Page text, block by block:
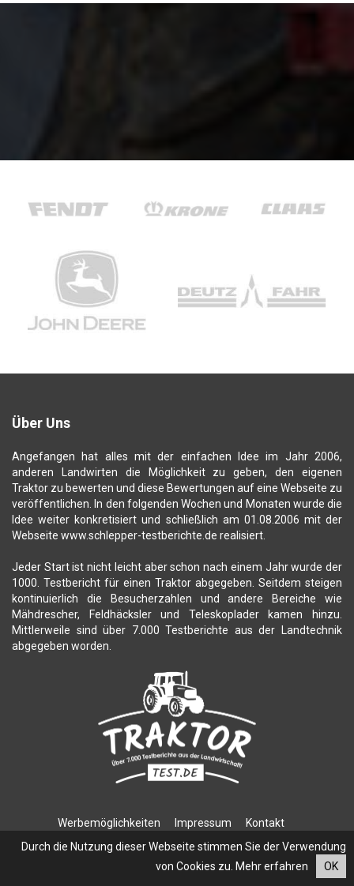
Über Uns
Angefangen hat alles mit der einfachen Idee im Jahr 2006,
anderen Landwirten die Möglichkeit zu geben, den eigenen
Traktor zu bewerten und diese Bewertungen auf eine Webseite zu
veröffentlichen. In den folgenden Wochen und Monaten wurde die
Idee weiter konkretisiert und schließlich am 01.08.2006 mit der
Webseite www.schlepper-testberichte.de realisiert.
Jeder Start ist nicht leicht aber schon nach einem Jahr wurde der
1000. Testbericht für einen Traktor abgegeben. Seitdem steigen
kontinuierlich die Besucherzahlen und andere Bereiche wie
Mähdrescher, Feldhäcksler und Teleskoplader kamen hinzu.
Mittlerweile sind über 7.000 Testberichte aus der Landtechnik
abgegeben worden.
Werbemöglichkeiten Impressum
Kontakt
Durch die Nutzung dieser Webseite stimmen Sie der Verwendung
von Cookies zu. Mehr erfahren OK